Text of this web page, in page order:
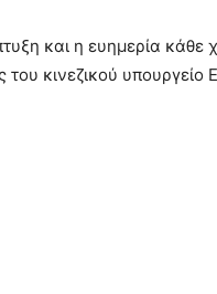
και η ευημερία κάθε
κινεζικού υπουργείο